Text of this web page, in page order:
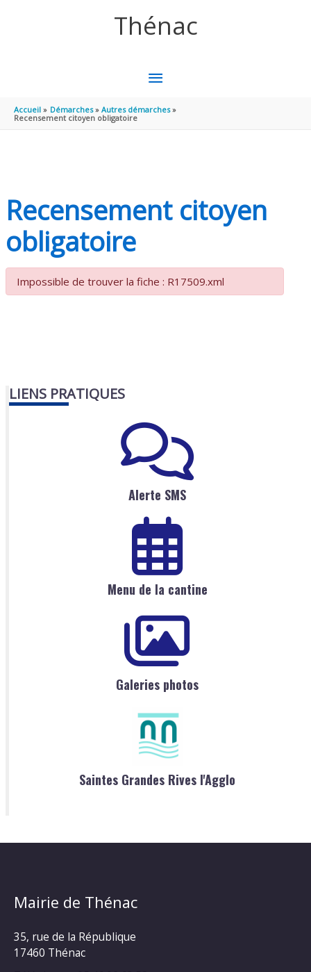
Thénac
MENU
PRINCIPAL
Accueil Démarches
Autres démarches
Recensement citoyen obligatoire
Recensement citoyen
obligatoire
Impossible de trouver la fiche : R17509.xml
LIENS PRATIQUES
Alerte SMS
Menu de la cantine
Galeries photos
Saintes Grandes Rives l'Agglo
Mairie de Thénac
35, rue de la République
17460 Thénac